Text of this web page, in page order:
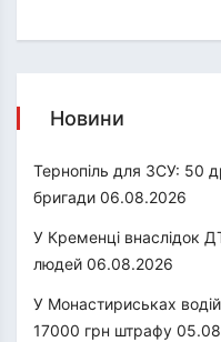
Новини
Тернопіль для ЗСУ: 50
бригади 06.08.2026
У Кременці внаслідок
людей 06.08.2026
У Монастириськах
17000 грн штрафу